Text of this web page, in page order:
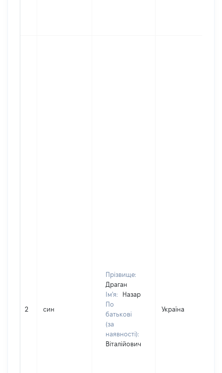
2 син
Прізвище:
Драган
Ім'я:
Назар
По
батькові
(за
наявності):
Віталійович
Україна